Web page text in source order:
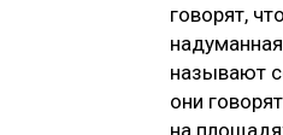
говорят,
называют
они